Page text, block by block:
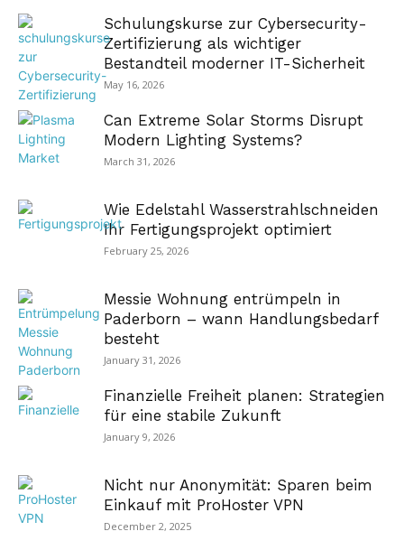
Schulungskurse zur Cybersecurity-
Zertifizierung als wichtiger
Bestandteil moderner IT-Sicherheit
May 16, 2026
Can Extreme Solar Storms Disrupt
Modern Lighting Systems?
March 31, 2026
Wie Edelstahl Wasserstrahlschneiden
Ihr Fertigungsprojekt optimiert
February 25, 2026
Messie Wohnung entrümpeln in
Paderborn – wann Handlungsbedarf
besteht
January 31, 2026
Finanzielle Freiheit planen: Strategien
für eine stabile Zukunft
January 9, 2026
Nicht nur Anonymität: Sparen beim
Einkauf mit ProHoster VPN
December 2, 2025